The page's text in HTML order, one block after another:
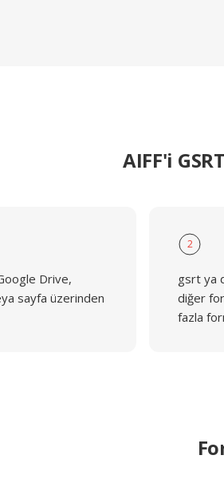
AIFF'i
Drive,
sayfa üzerinden
2
gsrt ya
diğer
fazla